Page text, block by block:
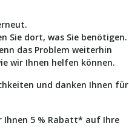
Sie dort, was Sie benötigen.
das Problem weiterhin
wir Ihnen helfen können.
und danken Ihnen für
Ihnen 5 % Rabatt* auf Ihre